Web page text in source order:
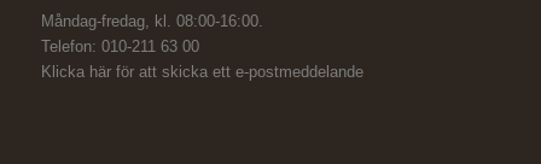
Måndag-fredag, kl. 08:00-16:00.
Telefon: 010-211 63 00
Klicka här för att skicka ett e-postmeddelande